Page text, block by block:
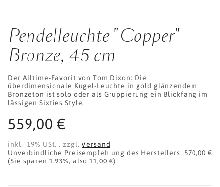
Pendelleuchte "Copper"
Bronze, 45 cm
Der Alltime-Favorit von Tom Dixon: Die
überdimensionale Kugel-Leuchte in gold glänzendem
Bronzeton ist solo oder als Gruppierung ein Blickfang im
lässigen Sixties Style.
559,00 €
inkl. 19% USt. , zzgl. Versand
Unverbindliche Preisempfehlung des Herstellers: 570,00 €
(Sie sparen 1.93%, also 11,00 €)